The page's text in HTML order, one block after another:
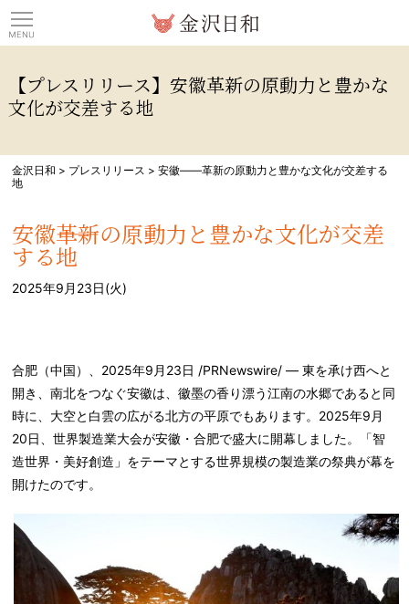
【プレスリリース】安徽――革新の原動力と豊かな
文化が交差する地
金沢日和 > プレスリリース >安徽――革新の原動力と豊かな文化が交差する
地
安徽――革新の原動力と豊かな文化が交差
する地
2025年9月23日(火)
合肥（中国）、2025年9月23日 /PRNewswire/ — 東を承け西へと
開き、南北をつなぐ安徽は、徽墨の香り漂う江南の水郷であると同
時に、大空と白雲の広がる北方の平原でもあります。2025年9月
20日、世界製造業大会が安徽・合肥で盛大に開幕しました。「智
造世界・美好創造」をテーマとする世界規模の製造業の祭典が幕を
開けたのです。